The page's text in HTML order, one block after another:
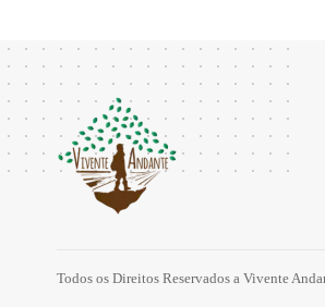
Todos os Direitos Reservados a Vivente